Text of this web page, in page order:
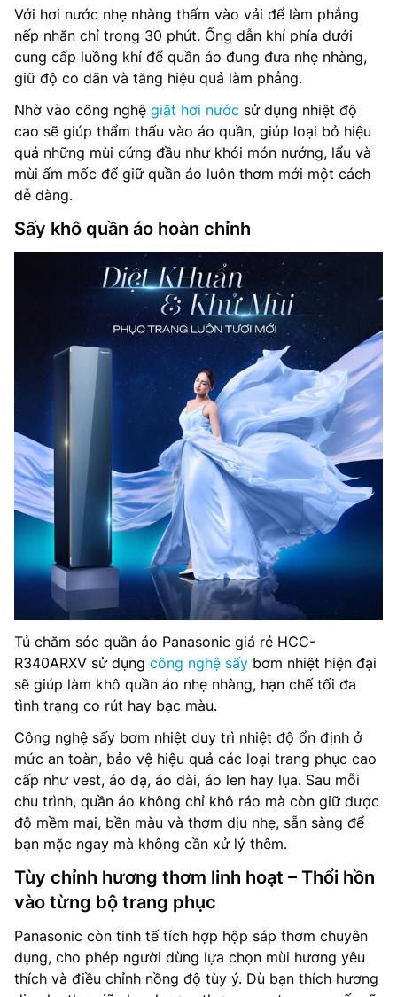
Với hơi nước nhẹ nhàng thấm vào vải để làm phẳng
nếp nhăn chỉ trong 30 phút. Ống dẫn khí phía dưới
cung cấp luồng khí để quần áo đung đưa nhẹ nhàng,
giữ độ co dãn và tăng hiệu quả làm phẳng.
Nhờ vào công nghệ giặt hơi nước sử dụng nhiệt độ
cao sẽ giúp thẩm thấu vào áo quần, giúp loại bỏ hiệu
quả những mùi cứng đầu như khói món nướng, lẩu và
mùi ẩm mốc để giữ quần áo luôn thơm mới một cách
dễ dàng.
Sấy khô quần áo hoàn chỉnh
Tủ chăm sóc quần áo Panasonic giá rẻ HCC-
R340ARXV sử dụng công nghệ sấy bơm nhiệt hiện đại
sẽ giúp làm khô quần áo nhẹ nhàng, hạn chế tối đa
tình trạng co rút hay bạc màu.
Công nghệ sấy bơm nhiệt duy trì nhiệt độ ổn định ở
mức an toàn, bảo vệ hiệu quả các loại trang phục cao
cấp như vest, áo dạ, áo dài, áo len hay lụa. Sau mỗi
chu trình, quần áo không chỉ khô ráo mà còn giữ được
độ mềm mại, bền màu và thơm dịu nhẹ, sẵn sàng để
bạn mặc ngay mà không cần xử lý thêm.
Tùy chỉnh hương thơm linh hoạt – Thổi hồn
vào từng bộ trang phục
Panasonic còn tinh tế tích hợp hộp sáp thơm chuyên
dụng, cho phép người dùng lựa chọn mùi hương yêu
thích và điều chỉnh nồng độ tùy ý. Dù bạn thích hương